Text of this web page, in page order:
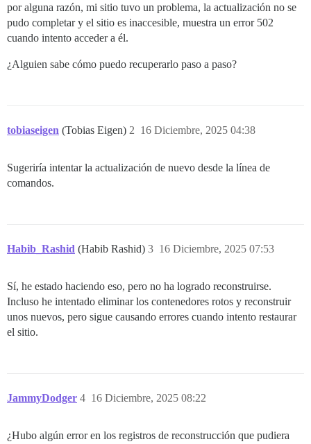
por alguna razón, mi sitio tuvo un problema, la actualización no se
pudo completar y el sitio es inaccesible, muestra un error 502
cuando intento acceder a él.
¿Alguien sabe cómo puedo recuperarlo paso a paso?
tobiaseigen (Tobias Eigen) 16 Diciembre, 2025 04:38
2
Sugeriría intentar la actualización de nuevo desde la línea de
comandos.
Habib_Rashid (Habib Rashid) 16 Diciembre, 2025 07:53
3
Sí, he estado haciendo eso, pero no ha logrado reconstruirse.
Incluso he intentado eliminar los contenedores rotos y reconstruir
unos nuevos, pero sigue causando errores cuando intento restaurar
el sitio.
JammyDodger 16 Diciembre, 2025 08:22
4
¿Hubo algún error en los registros de reconstrucción que pudiera